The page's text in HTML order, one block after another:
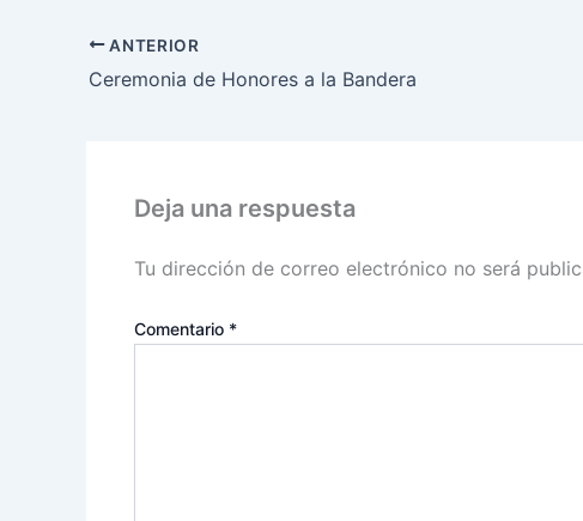
ANTERIOR
Ceremonia de Honores a la Bandera
Deja una respuesta
Tu dirección de correo electrónico no será
Comentario *